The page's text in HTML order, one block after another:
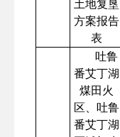
土地复垦
方案报告
表
吐鲁
番艾丁湖
煤田火
区、吐鲁
番艾丁湖